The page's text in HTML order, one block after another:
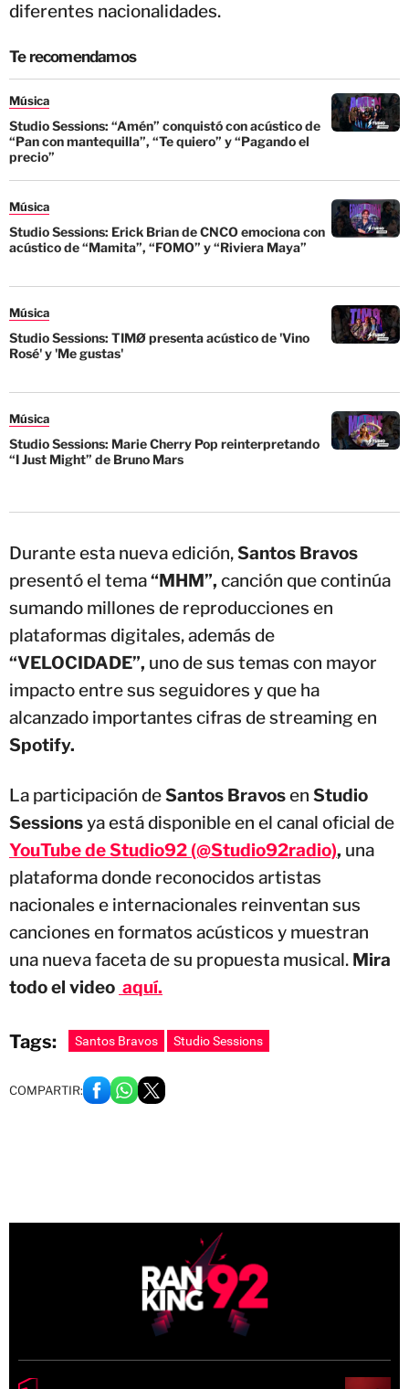
diferentes nacionalidades.
Te recomendamos
Música
Studio Sessions: “Amén” conquistó con acústico de
“Pan con mantequilla”, “Te quiero” y “Pagando el
precio”
Música
Studio Sessions: Erick Brian de CNCO emociona con
acústico de “Mamita”, “FOMO” y “Riviera Maya”
Música
Studio Sessions: TIMØ presenta acústico de 'Vino
Rosé' y 'Me gustas'
Música
Studio Sessions: Marie Cherry Pop reinterpretando
“I Just Might” de Bruno Mars
Durante esta nueva edición,Santos Bravos
presentó el tema“MHM”, canción que continúa
sumando millones de reproducciones en
plataformas digitales, además de
“VELOCIDADE”, uno de sus temas con mayor
impacto entre sus seguidores y que ha
alcanzado importantes cifras de streaming en
Spotify.
La participación deSantos Bravosen Studio
Sessionsya está disponible en el canal oficial de
YouTube de Studio92 (@Studio92radio), una
plataforma donde reconocidos artistas
nacionales e internacionales reinventan sus
canciones en formatos acústicos y muestran
una nueva faceta de su propuesta musical. Mira
todo el video aquí.
Tags: Santos Bravos Studio Sessions
COMPARTIR: